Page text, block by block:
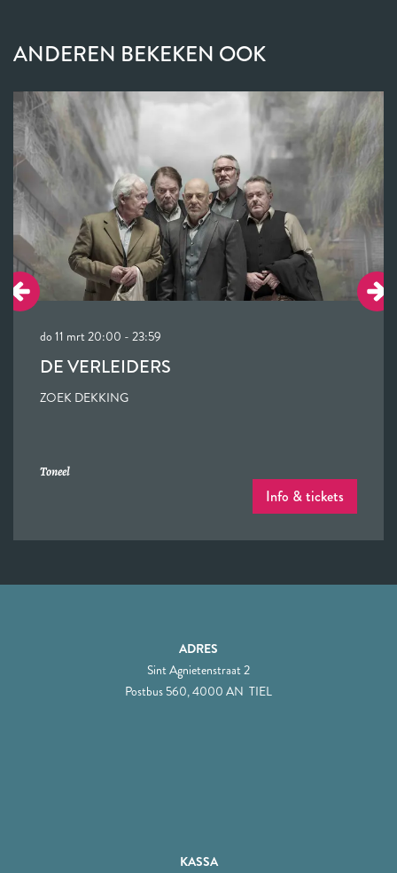
ANDEREN BEKEKEN OOK
DE VERLEIDERS
ZOEK DEKKING
do 11 mrt20:00 - 23:59
Toneel
Info & tickets
ADRES
Sint Agnietenstraat 2
Postbus 560, 4000 AN TIEL
KASSA